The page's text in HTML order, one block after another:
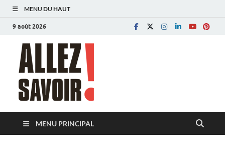
MENU DU HAUT
9 août 2026
MENU PRINCIPAL